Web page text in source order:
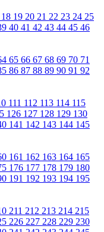
18 19 20 21 22 23 24 25
40 41 42 43 44 45 46
65 66 67 68 69 70 71
86 87 88 89 90 91 92
111 112 113 114 115
126 127 128 129 130
141 142 143 144 145
161 162 163 164 165
176 177 178 179 180
191 192 193 194 195
211 212 213 214 215
226 227 228 229 230